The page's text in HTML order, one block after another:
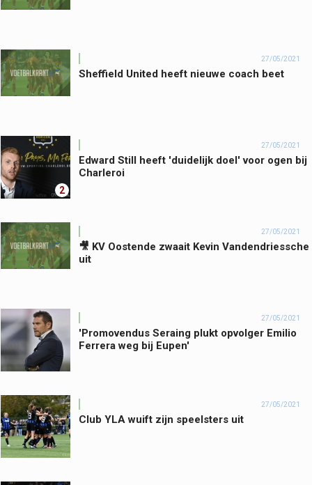
27/05/2021
Sheffield United heeft nieuwe coach beet
2
27/05/2021
Edward Still heeft 'duidelijk doel' voor ogen bij
Charleroi
27/05/2021
🎥 KV Oostende zwaait Kevin Vandendriessche
uit
27/05/2021
'Promovendus Seraing plukt opvolger Emilio
Ferrera weg bij Eupen'
27/05/2021
Club YLA wuift zijn speelsters uit